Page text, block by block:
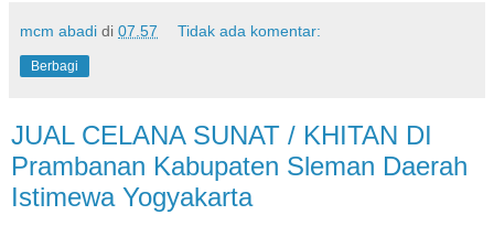
mcm abadi di 07.57 Tidak ada komentar:
Berbagi
JUAL CELANA SUNAT / KHITAN DI
Prambanan Kabupaten Sleman Daerah
Istimewa Yogyakarta